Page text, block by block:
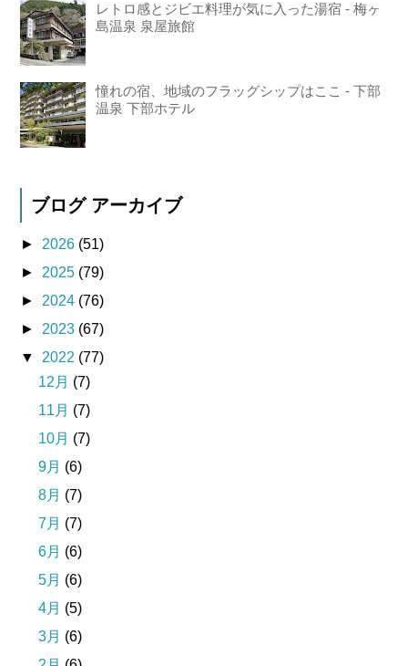
レトロ感とジビエ料理が気に入った湯宿 - 梅ヶ
島温泉 泉屋旅館
憧れの宿、地域のフラッグシップはここ - 下部
温泉 下部ホテル
ブログ アーカイブ
► 2026 (51)
► 2025 (79)
► 2024 (76)
► 2023 (67)
▼ 2022 (77)
12月 (7)
11月 (7)
10月 (7)
9月 (6)
8月 (7)
7月 (7)
6月 (6)
5月 (6)
4月 (5)
3月 (6)